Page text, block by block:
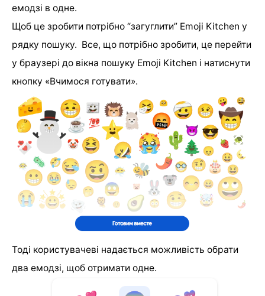
емодзі в одне.
Щоб це зробити потрібно “загуглити” Emoji Kitchen у
рядку пошуку. Все, що потрібно зробити, це перейти
у браузері до вікна пошуку Emoji Kitchen і натиснути
кнопку «Вчимося готувати».
Тоді користувачеві надається можливість обрати
два емодзі, щоб отримати одне.